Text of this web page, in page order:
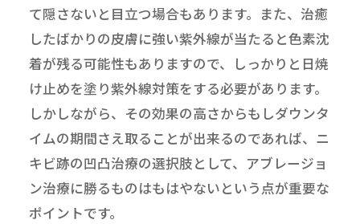
て隠さないと目立つ場合もあります。また、治癒
したばかりの皮膚に強い紫外線が当たると色素沈
着が残る可能性もありますので、しっかりと日焼
け止めを塗り紫外線対策をする必要があります。
しかしながら、その効果の高さからもしダウンタ
イムの期間さえ取ることが出来るのであれば、ニ
キビ跡の凹凸治療の選択肢として、アブレージョ
ン治療に勝るものはもはやないという点が重要な
ポイントです。